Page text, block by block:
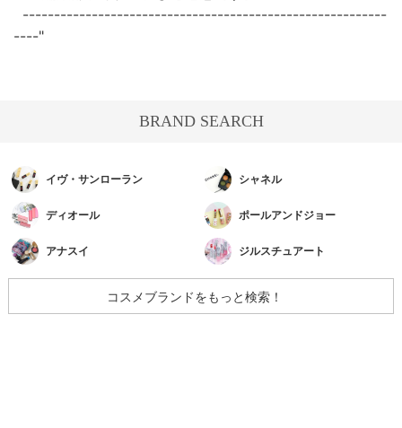
----------------------------------------------------------
----"
BRAND SEARCH
イヴ・サンローラン シャネル
ディオール ポールアンドジョー
アナスイ ジルスチュアート
コスメブランドをもっと検索！